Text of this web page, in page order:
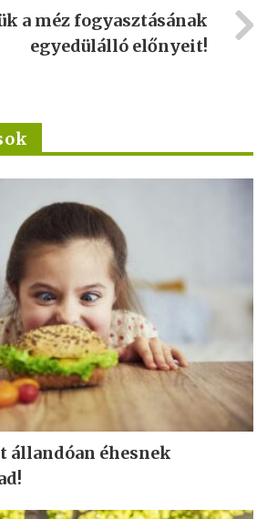
a méz fogyasztásának
egyedülálló előnyeit!
állandóan éhesnek